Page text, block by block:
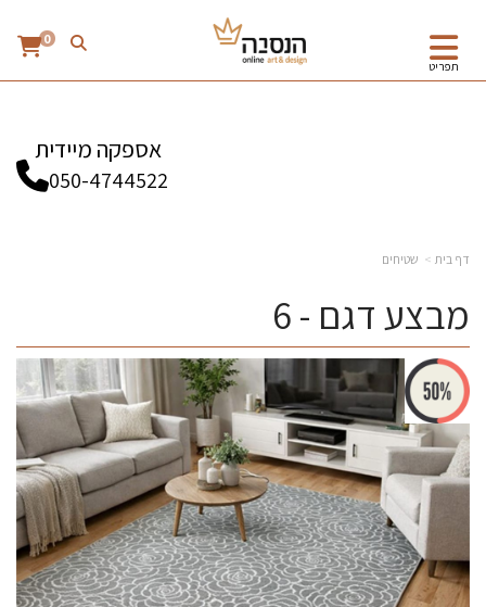
תפריט
0
אספקה מיידית
050-4744522
דף בית שטיחים
מבצע דגם - 6